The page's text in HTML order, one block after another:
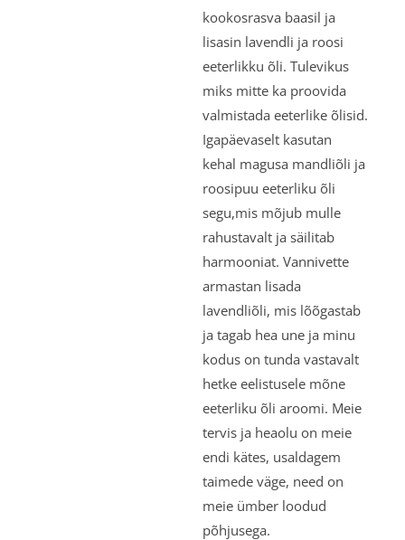
kookosrasva baasil ja
lisasin lavendli ja roosi
eeterlikku õli. Tulevikus
miks mitte ka proovida
valmistada eeterlike õlisid.
Igapäevaselt kasutan
kehal magusa mandliõli ja
roosipuu eeterliku õli
segu,mis mõjub mulle
rahustavalt ja säilitab
harmooniat. Vannivette
armastan lisada
lavendliõli, mis lõõgastab
ja tagab hea une ja minu
kodus on tunda vastavalt
hetke eelistusele mõne
eeterliku õli aroomi. Meie
tervis ja heaolu on meie
endi kätes, usaldagem
taimede väge, need on
meie ümber loodud
põhjusega.